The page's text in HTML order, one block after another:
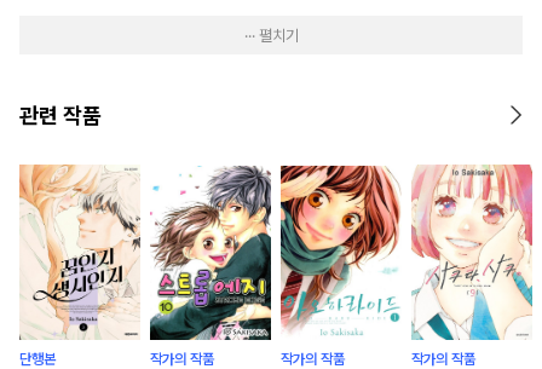
··· 펼치기
관련 작품
단행본 작가의 작품 작가의 작품 작가의 작품